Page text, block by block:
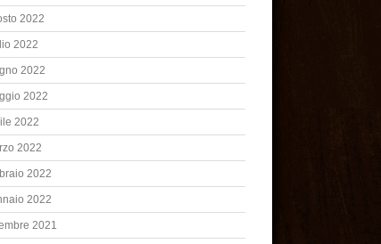
2022
2022
2022
2022
2022
2022
2022
2022
2021